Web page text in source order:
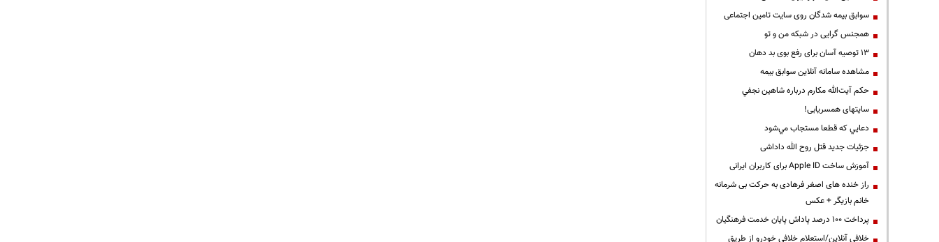
سوابق بیمه شدگان روی سایت تامین اجتماعی
همجنس گرایی در شبکه من و تو
13 توصیه آسان برای رفع بوی بد دهان
مشاهده سامانه آنلاين سوابق بیمه
حكم آيت‌الله مكارم درباره شاهين نجفي
سایتهای همسریابی!
دعايي كه قطعا مستجاب مي‌شود
جزئیات جدید قتل روح الله داداشی
آموزش ساخت Apple ID برای کاربران ایرانی
راز خنده های اصغر فرهادی به حرکت بی شرمانه
خانم بازیگر + عکس
پرداخت ۱۰۰ درصد پاداش پایان خدمت فرهنگیان
خلافی آنلاین/استعلام خلافی خودرو از طریق